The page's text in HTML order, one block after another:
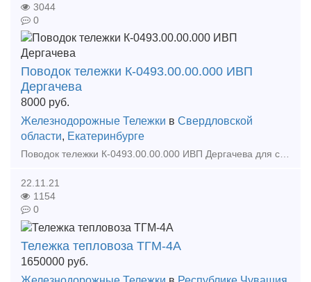
3044
0
Поводок тележки К-0493.00.00.000 ИВП
Дергачева
8000 руб.
Железнодорожные Тележки в Свердловской
области, Екатеринбурге
22.11.21
1154
0
Тележка тепловоза ТГМ-4А
1650000 руб.